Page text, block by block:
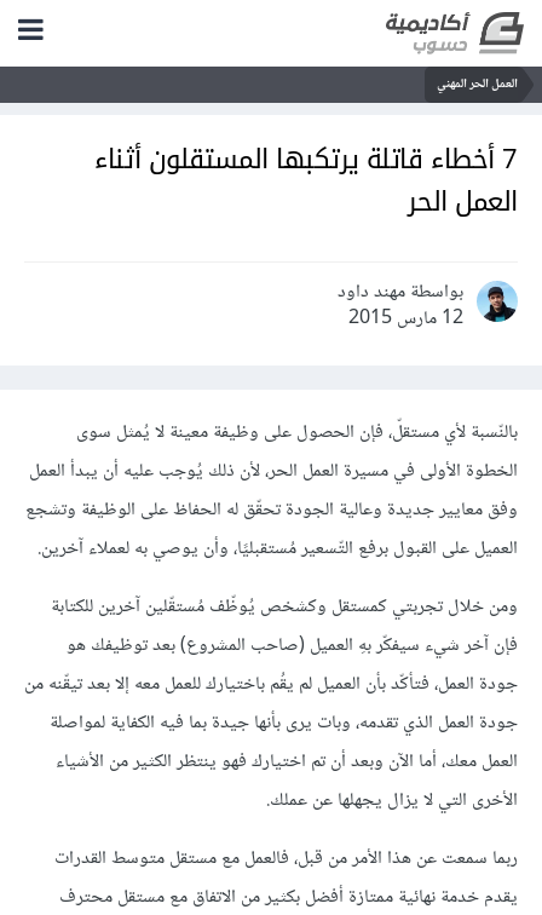
العمل الحر المهني
7 أخطاء قاتلة يرتكبها المستقلون أثناء
العمل الحر
بواسطة مهند داود
12 مارس 2015
بالنّسبة لأي مستقلّ، فإن الحصول على وظيفة معينة لا يُمثل سوى
الخطوة الأولى في مسيرة العمل الحر، لأن ذلك يُوجب عليه أن يبدأ العمل
وفق معايير جديدة وعالية الجودة تحقّق له الحفاظ على الوظيفة وتشجع
العميل على القبول برفع التّسعير مُستقبليًا، وأن يوصي به لعملاء آخرين.
ومن خلال تجربتي كمستقل وكشخص يُوظّف مُستقّلين آخرين للكتابة
فإن آخر شيء سيفكّر بهِ العميل (صاحب المشروع) بعد توظيفك هو
جودة العمل، فتأكّد بأن العميل لم يقُم باختيارك للعمل معه إلا بعد تيقّنه من
جودة العمل الذي تقدمه، وبات يرى بأنها جيدة بما فيه الكفاية لمواصلة
العمل معك، أما الآن وبعد أن تم اختيارك فهو ينتظر الكثير من الأشياء
الأخرى التي لا يزال يجهلها عن عملك.
ربما سمعت عن هذا الأمر من قبل، فالعمل مع مستقل متوسط القدرات
يقدم خدمة نهائية ممتازة أفضل بكثير من الاتفاق مع مستقل محترف